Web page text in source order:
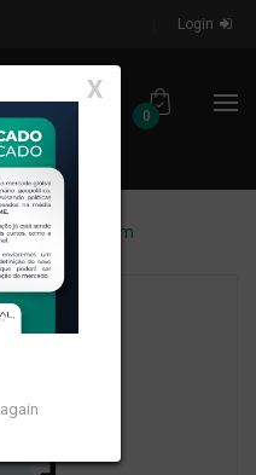
Login
0
X
0,696kg/m